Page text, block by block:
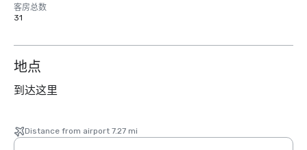
客房总数
31
地点
到达这里
Distance from airport 7.27 mi